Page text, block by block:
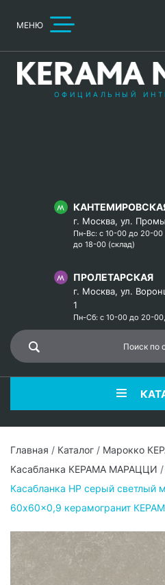
МЕНЮ
ОФИЦИАЛЬНЫЙ
г. Москва, ул.
Пн-Вс: с 10-00 до 20-00
до 18-00 (склад)
ПРОЛЕТАРСКАЯ
г. Москва, ул.
1
Пн-Сб: с 10-00 до 20-
Главная / Каталог / Марокко
Касабланка КЕРАМА МАРАЦЦИ /
Касабланка HP серый светлый
60x60x0,9 керамогранит